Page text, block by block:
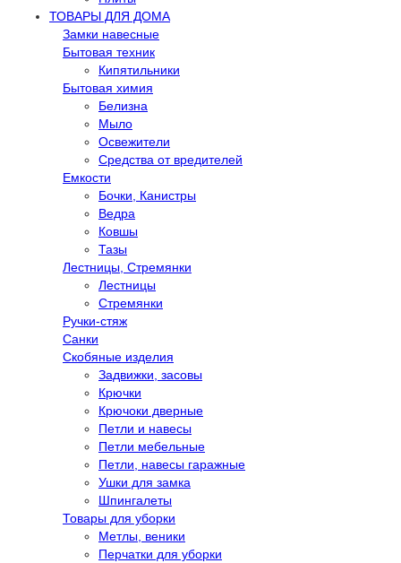
ТОВАРЫ ДЛЯ ДОМА
Замки навесные
Бытовая техник
Кипятильники
Бытовая химия
Белизна
Мыло
Освежители
Средства от вредителей
Емкости
Бочки, Канистры
Ведра
Ковшы
Тазы
Лестницы, Стремянки
Лестницы
Стремянки
Ручки-стяж
Санки
Скобяные изделия
Задвижки, засовы
Крючки
Крючоки дверные
Петли и навесы
Петли мебельные
Петли, навесы гаражные
Ушки для замка
Шпингалеты
Товары для уборки
Метлы, веники
Перчатки для уборки